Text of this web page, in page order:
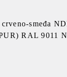
smeđa
RAL 9011